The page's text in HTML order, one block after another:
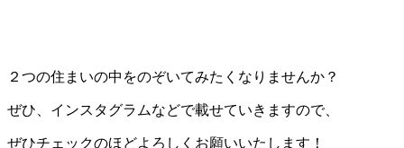
２つの住まいの中をのぞいてみたくなりませんか？
ぜひ、インスタグラムなどで載せていきますので、
ぜひチェックのほどよろしくお願いいたします！